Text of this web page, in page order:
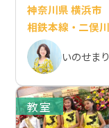
神奈川県 横浜市
相鉄本線・二俣
いのせま
教室